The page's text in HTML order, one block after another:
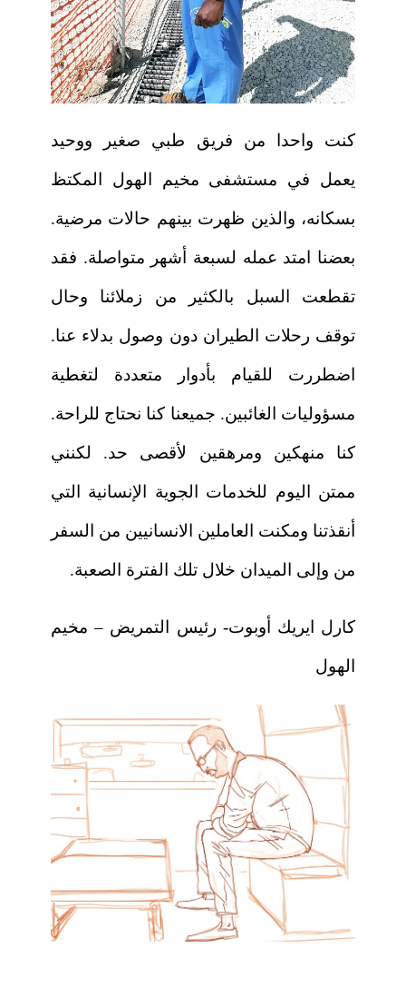
كنت واحدا من فريق طبي صغير ووحيد
يعمل في مستشفى مخيم الهول المكتظ
بسكانه، والذين ظهرت بينهم حالات مرضية.
بعضنا امتد عمله لسبعة أشهر متواصلة. فقد
تقطعت السبل بالكثير من زملائنا وحال
توقف رحلات الطيران دون وصول بدلاء عنا.
اضطررت للقيام بأدوار متعددة لتغطية
مسؤوليات الغائبين. جميعنا كنا نحتاج للراحة.
كنا منهكين ومرهقين لأقصى حد. لكنني
ممتن اليوم للخدمات الجوية الإنسانية التي
أنقذتنا ومكنت العاملين الانسانيين من السفر
من وإلى الميدان خلال تلك الفترة الصعبة.
كارل ايريك أوبوت- رئيس التمريض – مخيم
الهول